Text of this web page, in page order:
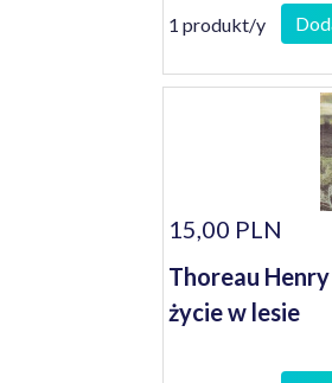
1 produkt/y
15,00 PLN
Thoreau
życie w lesie